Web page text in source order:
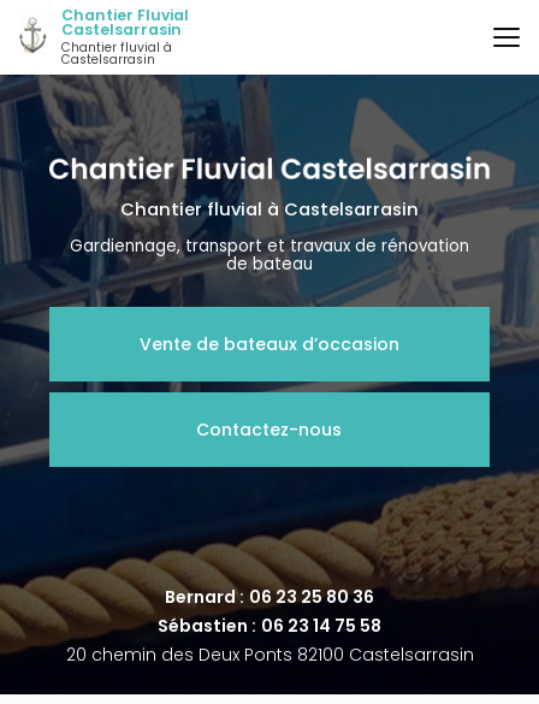
Aller
au
contenu
principal
Chantier Fluvial
Castelsarrasin
Chantier fluvial à
Castelsarrasin
Chantier fluvial à Castelsarrasin
Gardiennage, transport et travaux de rénovation
de bateau
Vente de bateaux d’occasion
Contactez-nous
Bernard : 06 23 25 80 36
Sébastien : 06 23 14 75 58
20 chemin des Deux Ponts 82100 Castelsarrasin